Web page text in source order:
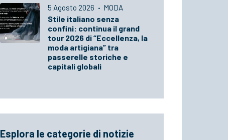
5 Agosto 2026 · MODA
Stile italiano senza
confini: continua il grand
tour 2026 di “Eccellenza, la
moda artigiana” tra
passerelle storiche e
capitali globali
Esplora le categorie di notizie